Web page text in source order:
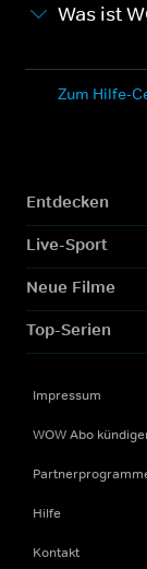
Was ist
Zum Hilfe-
Entdecken
Live-Sport
Neue Filme
Top-Serien
Impressum
WOW Abo
Hilfe
Kontakt